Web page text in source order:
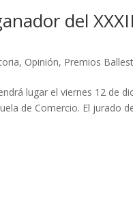
del
, Opinión, Premios
lugar el viernes 12 de
de Comercio. El jurado